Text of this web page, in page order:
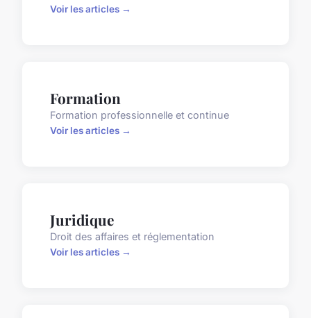
Voir les articles →
Formation
Formation professionnelle et continue
Voir les articles →
Juridique
Droit des affaires et réglementation
Voir les articles →